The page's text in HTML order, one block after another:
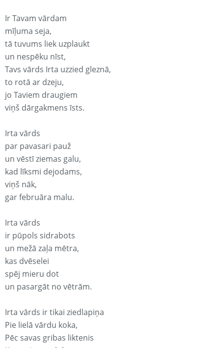
Ir Tavam vārdam
mīļuma seja,
tā tuvums liek uzplaukt
un nespēku nīst,
Tavs vārds Irta uzzied gleznā,
to rotā ar dzeju,
jo Taviem draugiem
viņš dārgakmens īsts.
Irta vārds
par pavasari pauž
un vēstī ziemas galu,
kad līksmi dejodams,
viņš nāk,
gar februāra malu.
Irta vārds
ir pūpols sidrabots
un mežā zaļa mētra,
kas dvēselei
spēj mieru dot
un pasargāt no vētrām.
Irta vārds ir tikai ziedlapiņa
Pie lielā vārdu koka,
Pēc savas gribas liktenis